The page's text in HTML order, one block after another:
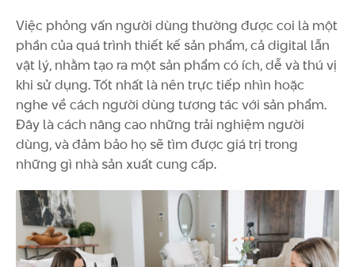
Việc phỏng vấn người dùng thường được coi là một
phần của quá trình thiết kế sản phẩm, cả digital lẫn
vật lý, nhằm tạo ra một sản phẩm có ích, dễ và thú vị
khi sử dụng. Tốt nhất là nên trực tiếp nhìn hoặc
nghe về cách người dùng tương tác với sản phẩm.
Đây là cách nâng cao những trải nghiệm người
dùng, và đảm bảo họ sẽ tìm được giá trị trong
những gì nhà sản xuất cung cấp.